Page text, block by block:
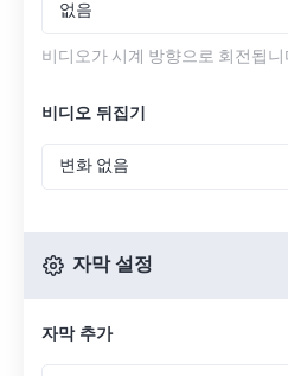
없음
비디오가 시계 방향으로 회전됩니
비디오 뒤집기
변화 없음
자막 설정
자막 추가